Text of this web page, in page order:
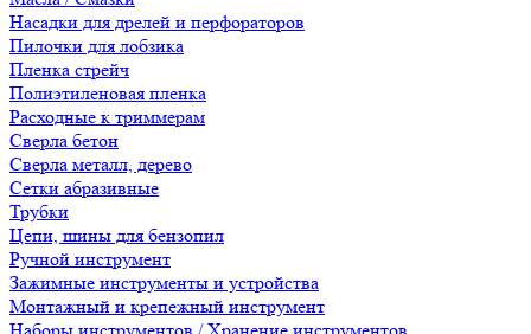
Насадки для дрелей и перфораторов
Пилочки для лобзика
Пленка стрейч
Полиэтиленовая пленка
Расходные к триммерам
Сверла бетон
Сверла металл, дерево
Сетки абразивные
Трубки
Цепи, шины для бензопил
Ручной инструмент
Зажимные инструменты и устройства
Монтажный и крепежный инструмент